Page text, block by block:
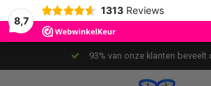
8,7
1313 Reviews
93% van onze klanten beveelt